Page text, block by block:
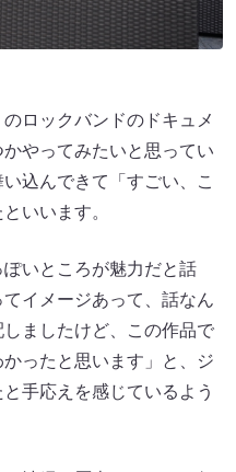
ロックバンドのドキュメ
やってみたいと思ってい
込んできて「すごい、こ
いいます。
いところが魅力だと話
イメージあって、話なん
ましたけど、この作品で
ったと思います」と、ジ
手応えを感じているよう